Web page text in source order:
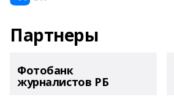
Партнеры
Фотобанк
журналистов РБ